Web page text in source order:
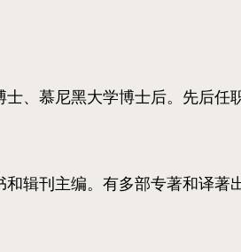
、慕尼黑大学博士后。先后任
刊主编。有多部专著和译著出